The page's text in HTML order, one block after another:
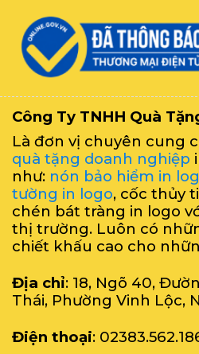
Công Ty TNHH Quà
Là đơn vị chuyên cung
quà tặng doanh nghiệp
như: nón bảo hiểm in
tường in logo, cốc thủy
chén bát tràng in logo
thị trường. Luôn có
chiết khấu cao cho
Địa chỉ: 18, Ngõ 40,
Thái, Phường Vinh Lộc,
Điện thoại: